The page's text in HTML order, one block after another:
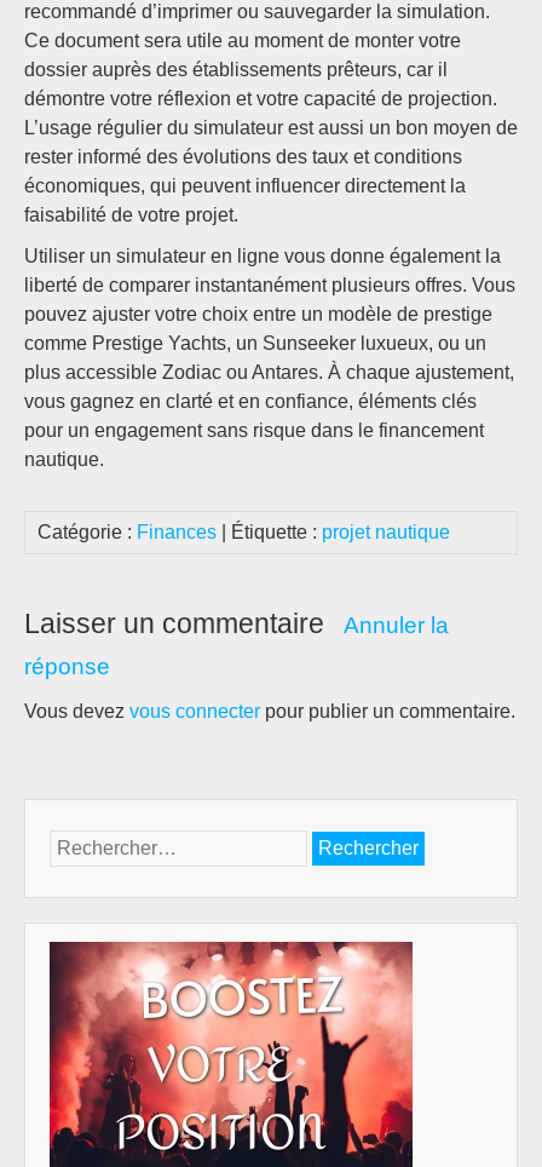
recommandé d’imprimer ou sauvegarder la simulation.
Ce document sera utile au moment de monter votre
dossier auprès des établissements prêteurs, car il
démontre votre réflexion et votre capacité de projection.
L’usage régulier du simulateur est aussi un bon moyen de
rester informé des évolutions des taux et conditions
économiques, qui peuvent influencer directement la
faisabilité de votre projet.
Utiliser un simulateur en ligne vous donne également la
liberté de comparer instantanément plusieurs offres. Vous
pouvez ajuster votre choix entre un modèle de prestige
comme Prestige Yachts, un Sunseeker luxueux, ou un
plus accessible Zodiac ou Antares. À chaque ajustement,
vous gagnez en clarté et en confiance, éléments clés
pour un engagement sans risque dans le financement
nautique.
Catégorie : Finances | Étiquette : projet nautique
Laisser un commentaire
Annuler la
réponse
Vous devez vous connecter pour publier un commentaire.
Rechercher :